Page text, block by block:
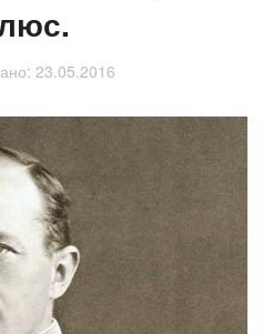
23.05.2016